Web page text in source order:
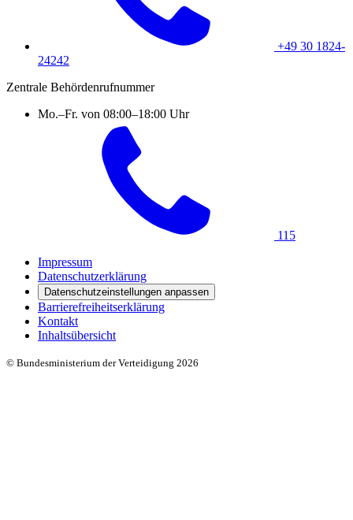
+49 30 1824-
24242
Zentrale Behördenrufnummer
Mo.–Fr. von 08:00–18:00 Uhr
115
Impressum
Datenschutzerklärung
Datenschutzeinstellungen anpassen
Barrierefreiheitserklärung
Kontakt
Inhaltsübersicht
© Bundesministerium der Verteidigung 2026